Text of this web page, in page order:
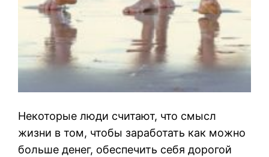
Некоторые люди считают, что смысл
жизни в том, чтобы заработать как можно
больше денег, обеспечить себя дорогой